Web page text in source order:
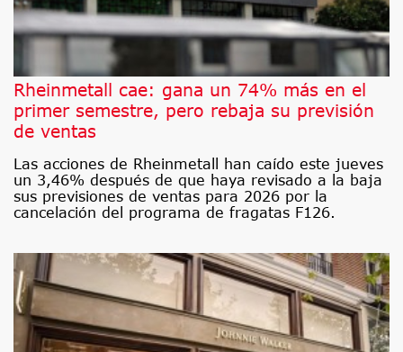
Rheinmetall cae: gana un 74% más en el
primer semestre, pero rebaja su previsión
de ventas
Las acciones de Rheinmetall han caído este jueves
un 3,46% después de que haya revisado a la baja
sus previsiones de ventas para 2026 por la
cancelación del programa de fragatas F126.